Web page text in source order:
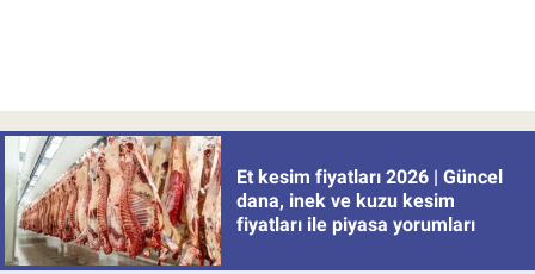
Et kesim fiyatları 2026 | Güncel
dana, inek ve kuzu kesim
fiyatları ile piyasa yorumları